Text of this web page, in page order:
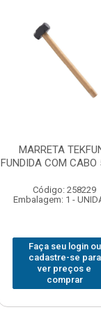
MARRETA
FUNDIDA COM CABO
Código: 258229
Embalagem: 1 -
Faça seu login ou
cadastre-se para
ver preços e
comprar